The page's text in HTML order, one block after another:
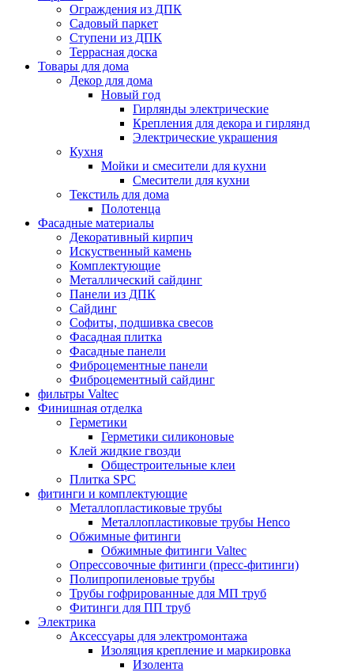
Ограждения из ДПК
Садовый паркет
Ступени из ДПК
Террасная доска
Товары для дома
Декор для дома
Новый год
Гирлянды электрические
Крепления для декора и гирлянд
Электрические украшения
Кухня
Мойки и смесители для кухни
Смесители для кухни
Текстиль для дома
Полотенца
Фасадные материалы
Декоративный кирпич
Искуственный камень
Комплектующие
Металлический сайдинг
Панели из ДПК
Сайдинг
Софиты, подшивка свесов
Фасадная плитка
Фасадные панели
Фиброцементные панели
Фиброцементный сайдинг
фильтры Valtec
Финишная отделка
Герметики
Герметики силиконовые
Клей жидкие гвозди
Общестроительные клеи
Плитка SPC
фитинги и комплектующие
Металлопластиковые трубы
Металлопластиковые трубы Henco
Обжимные фитинги
Обжимные фитинги Valtec
Опрессовочные фитинги (пресс-фитинги)
Полипропиленовые трубы
Трубы гофрированные для МП труб
Фитинги для ПП труб
Электрика
Аксессуары для электромонтажа
Изоляция крепление и маркировка
Изолента